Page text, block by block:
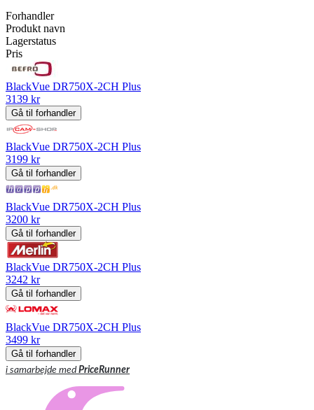
Forhandler
Produkt navn
Lagerstatus
Pris
BlackVue DR750X-2CH Plus
3139 kr
Gå til forhandler
BlackVue DR750X-2CH Plus
3199 kr
Gå til forhandler
BlackVue DR750X-2CH Plus
3200 kr
Gå til forhandler
BlackVue DR750X-2CH Plus
3242 kr
Gå til forhandler
BlackVue DR750X-2CH Plus
3499 kr
Gå til forhandler
i samarbejde medPriceRunner